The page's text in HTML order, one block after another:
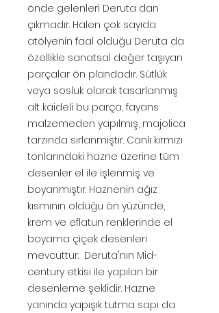
önde gelenleri Deruta dan
çıkmadır. Halen çok sayıda
atölyenin faal olduğu Deruta da
özellikle sanatsal değer taşıyan
parçalar ön plandadır. Sütlük
veya sosluk olarak tasarlanmış
alt kaideli bu parça, fayans
malzemeden yapılmış, majolica
tarzında sırlanmıştır. Canlı kırmızı
tonlarındaki hazne üzerine tüm
desenler el ile işlenmiş ve
boyanmıştır. Haznenin ağız
kısmının olduğu ön yüzünde,
krem ve eflatun renklerinde el
boyama çiçek desenleri
mevcuttur. Deruta'nın Mid-
century etkisi ile yapılan bir
desenleme şeklidir. Hazne
yanında yapışık tutma sapı da